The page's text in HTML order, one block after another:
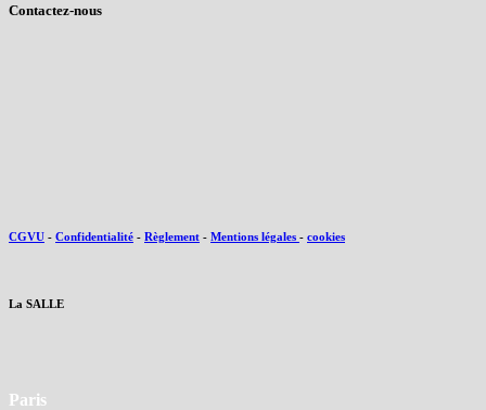
Contactez-nous
CGVU - Confidentialité - Règlement - Mentions légales - cookies
La SALLE
Paris